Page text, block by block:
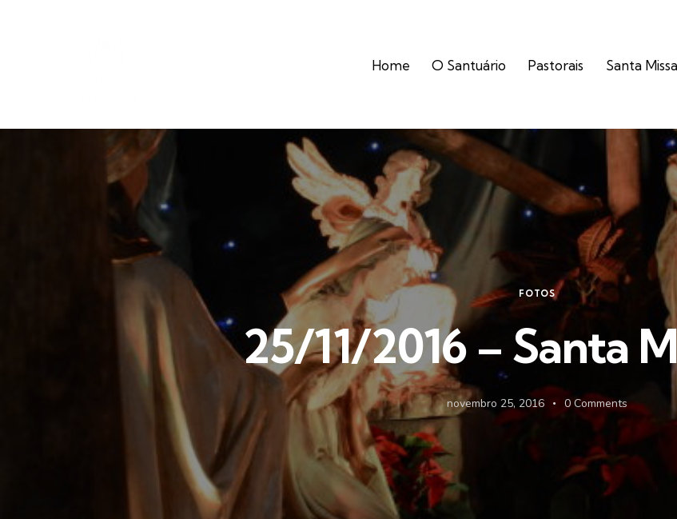
Home O Santuário Pastorais Santa Missa
FOTOS
25/11/2016 – Santa
novembro 25, 2016 0 Comments